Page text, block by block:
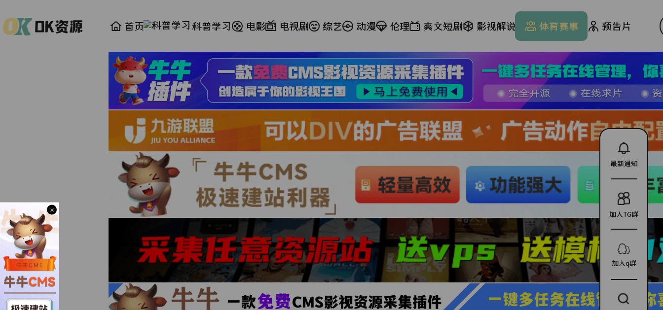
首页 科普学习 电影 电视剧 综艺 动漫 伦理 爽文短剧 影视解说 体育赛事 预告片
最新通知
加入TG群
加入q群
×